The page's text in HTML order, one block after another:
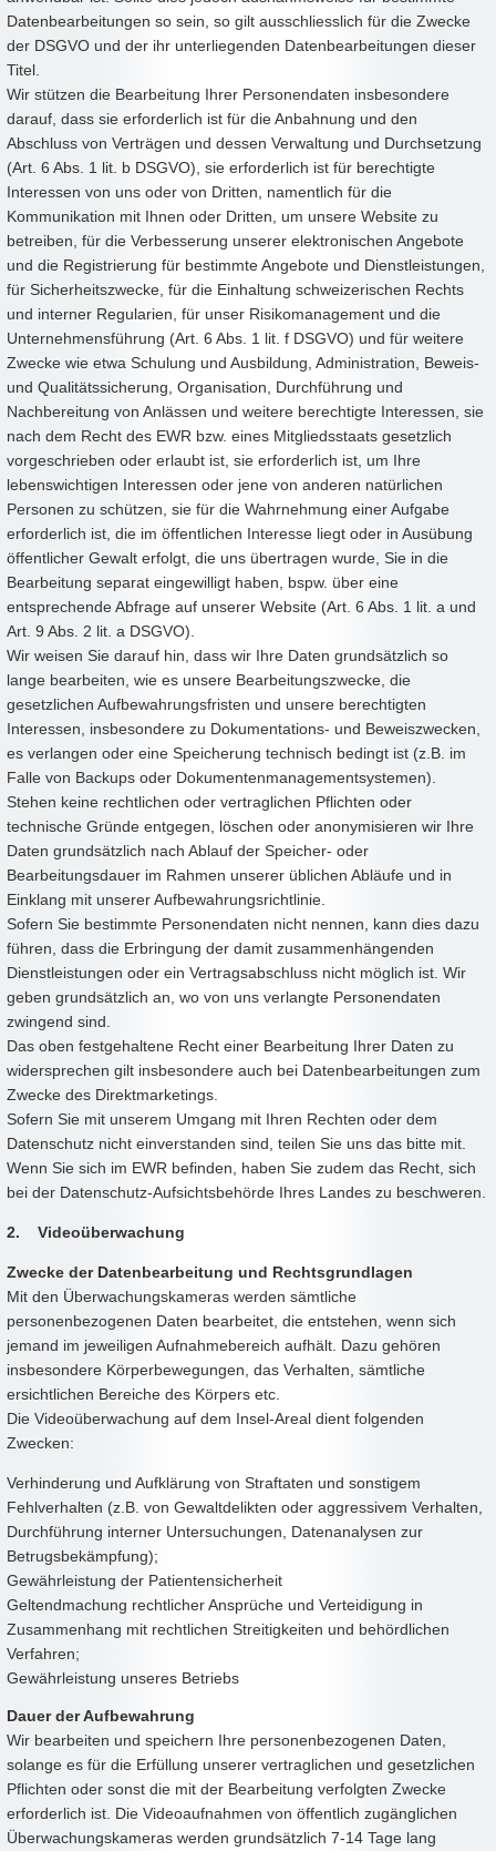
Datenbearbeitungen so sein, so gilt ausschliesslich für die Zwecke
der DSGVO und der ihr unterliegenden Datenbearbeitungen dieser
Titel.
Wir stützen die Bearbeitung Ihrer Personendaten insbesondere
darauf, dass sie erforderlich ist für die Anbahnung und den
Abschluss von Verträgen und dessen Verwaltung und Durchsetzung
(Art. 6 Abs. 1 lit. b DSGVO), sie erforderlich ist für berechtigte
Interessen von uns oder von Dritten, namentlich für die
Kommunikation mit Ihnen oder Dritten, um unsere Website zu
betreiben, für die Verbesserung unserer elektronischen Angebote
und die Registrierung für bestimmte Angebote und Dienstleistungen,
für Sicherheitszwecke, für die Einhaltung schweizerischen Rechts
und interner Regularien, für unser Risikomanagement und die
Unternehmensführung (Art. 6 Abs. 1 lit. f DSGVO) und für weitere
Zwecke wie etwa Schulung und Ausbildung, Administration, Beweis-
und Qualitätssicherung, Organisation, Durchführung und
Nachbereitung von Anlässen und weitere berechtigte Interessen, sie
nach dem Recht des EWR bzw. eines Mitgliedsstaats gesetzlich
vorgeschrieben oder erlaubt ist, sie erforderlich ist, um Ihre
lebenswichtigen Interessen oder jene von anderen natürlichen
Personen zu schützen, sie für die Wahrnehmung einer Aufgabe
erforderlich ist, die im öffentlichen Interesse liegt oder in Ausübung
öffentlicher Gewalt erfolgt, die uns übertragen wurde, Sie in die
Bearbeitung separat eingewilligt haben, bspw. über eine
entsprechende Abfrage auf unserer Website (Art. 6 Abs. 1 lit. a und
Art. 9 Abs. 2 lit. a DSGVO).
Wir weisen Sie darauf hin, dass wir Ihre Daten grundsätzlich so
lange bearbeiten, wie es unsere Bearbeitungszwecke, die
gesetzlichen Aufbewahrungsfristen und unsere berechtigten
Interessen, insbesondere zu Dokumentations- und Beweiszwecken,
es verlangen oder eine Speicherung technisch bedingt ist (z.B. im
Falle von Backups oder Dokumentenmanagementsystemen).
Stehen keine rechtlichen oder vertraglichen Pflichten oder
technische Gründe entgegen, löschen oder anonymisieren wir Ihre
Daten grundsätzlich nach Ablauf der Speicher- oder
Bearbeitungsdauer im Rahmen unserer üblichen Abläufe und in
Einklang mit unserer Aufbewahrungsrichtlinie.
Sofern Sie bestimmte Personendaten nicht nennen, kann dies dazu
führen, dass die Erbringung der damit zusammenhängenden
Dienstleistungen oder ein Vertragsabschluss nicht möglich ist. Wir
geben grundsätzlich an, wo von uns verlangte Personendaten
zwingend sind.
Das oben festgehaltene Recht einer Bearbeitung Ihrer Daten zu
widersprechen gilt insbesondere auch bei Datenbearbeitungen zum
Zwecke des Direktmarketings.
Sofern Sie mit unserem Umgang mit Ihren Rechten oder dem
Datenschutz nicht einverstanden sind, teilen Sie uns das bitte mit.
Wenn Sie sich im EWR befinden, haben Sie zudem das Recht, sich
bei der Datenschutz-Aufsichtsbehörde Ihres Landes zu beschweren.
2. Videoüberwachung
Zwecke der Datenbearbeitung und Rechtsgrundlagen
Mit den Überwachungskameras werden sämtliche
personenbezogenen Daten bearbeitet, die entstehen, wenn sich
jemand im jeweiligen Aufnahmebereich aufhält. Dazu gehören
insbesondere Körperbewegungen, das Verhalten, sämtliche
ersichtlichen Bereiche des Körpers etc.
Die Videoüberwachung auf dem Insel-Areal dient folgenden
Zwecken:
Verhinderung und Aufklärung von Straftaten und sonstigem
Fehlverhalten (z.B. von Gewaltdelikten oder aggressivem Verhalten,
Durchführung interner Untersuchungen, Datenanalysen zur
Betrugsbekämpfung);
Gewährleistung der Patientensicherheit
Geltendmachung rechtlicher Ansprüche und Verteidigung in
Zusammenhang mit rechtlichen Streitigkeiten und behördlichen
Verfahren;
Gewährleistung unseres Betriebs
Dauer der Aufbewahrung
Wir bearbeiten und speichern Ihre personenbezogenen Daten,
solange es für die Erfüllung unserer vertraglichen und gesetzlichen
Pflichten oder sonst die mit der Bearbeitung verfolgten Zwecke
erforderlich ist. Die Videoaufnahmen von öffentlich zugänglichen
Überwachungskameras werden grundsätzlich 7-14 Tage lang